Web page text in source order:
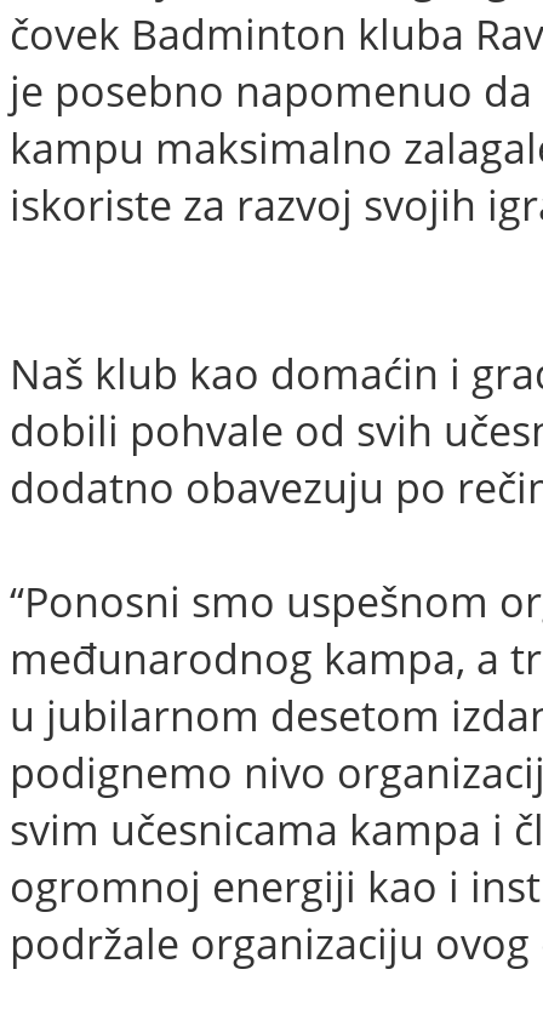
čovek Badminton kluba
je posebno napomenuo
kampu maksimalno
iskoriste za razvoj svojih
Naš klub kao domaćin i
dobili pohvale od svih
dodatno obavezuju po
“Ponosni smo uspešnom
međunarodnog kampa, a
u jubilarnom desetom
podignemo nivo
svim učesnicama kampa i
ogromnoj energiji kao i
podržale organizaciju